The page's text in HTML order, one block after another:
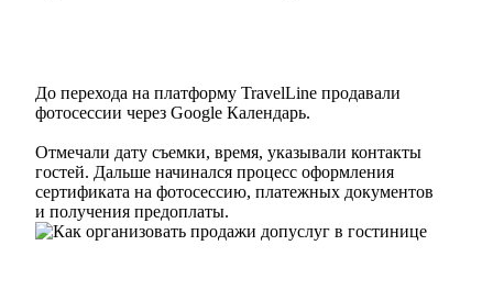
До перехода на платформу TravelLine продавали
фотосессии через Google Календарь.
Отмечали дату съемки, время, указывали контакты
гостей. Дальше начинался процесс оформления
сертификата на фотосессию, платежных документов
и получения предоплаты.